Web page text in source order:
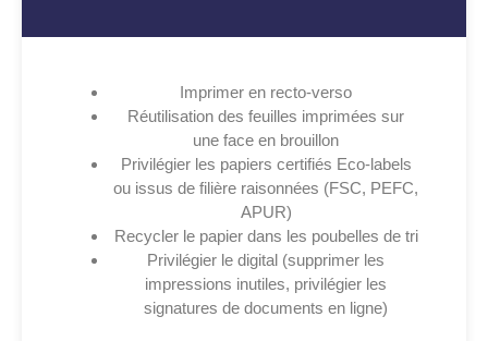
Imprimer en recto-verso
Réutilisation des feuilles imprimées sur
une face en brouillon
Privilégier les papiers certifiés Eco-labels
ou issus de filière raisonnées (FSC, PEFC,
APUR)
Recycler le papier dans les poubelles de tri
Privilégier le digital (supprimer les
impressions inutiles, privilégier les
signatures de documents en ligne)